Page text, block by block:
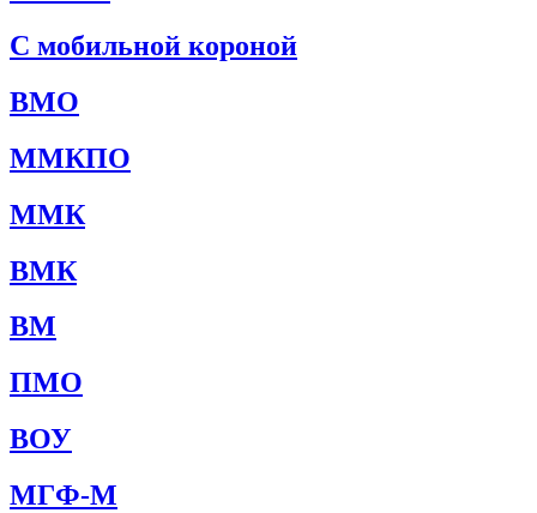
С мобильной короной
ВМО
ММКПО
ММК
ВМК
ВМ
ПМО
ВОУ
МГФ-М